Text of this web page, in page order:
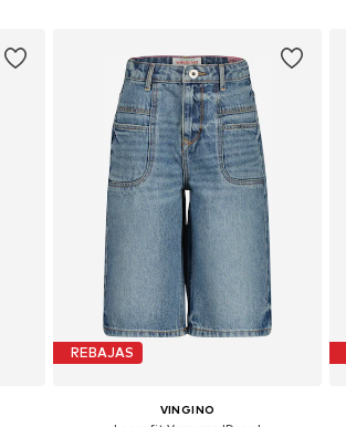
REBAJAS
VINGINO